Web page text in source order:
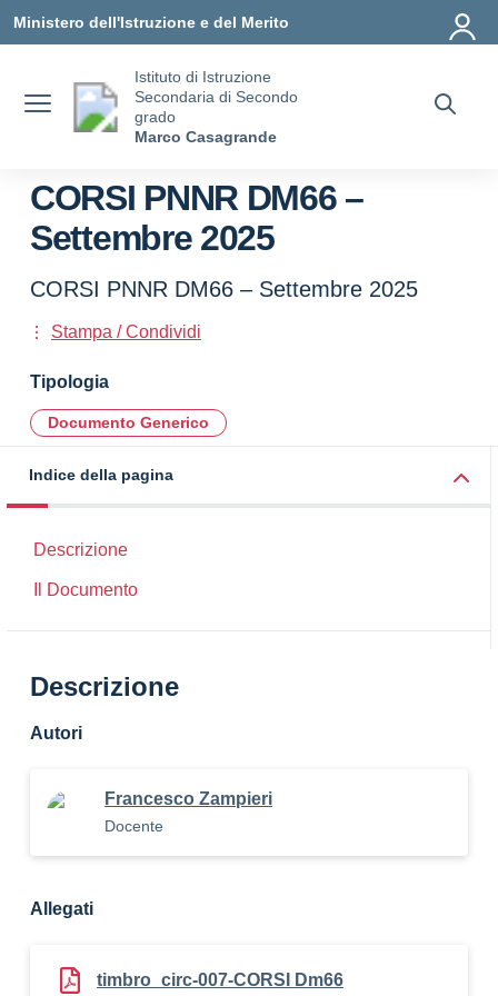
Ministero dell'Istruzione e del Merito
Istituto di Istruzione
Secondaria di Secondo
grado
Marco Casagrande
CORSI PNNR DM66 –
Settembre 2025
CORSI PNNR DM66 – Settembre 2025
Stampa / Condividi
Tipologia
Documento Generico
Indice della pagina
Descrizione
Il Documento
Descrizione
Autori
Francesco Zampieri
Docente
Allegati
timbro_circ-007-CORSI Dm66